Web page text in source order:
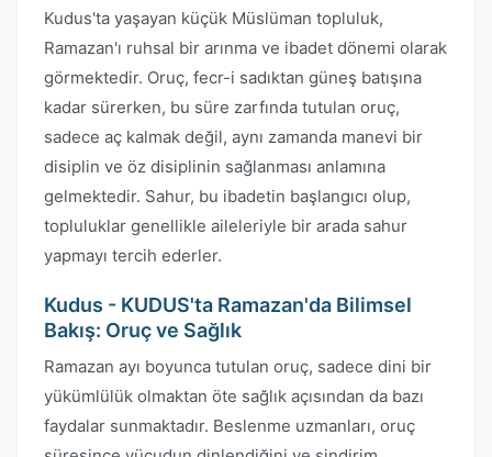
Kudus'ta yaşayan küçük Müslüman topluluk,
Ramazan'ı ruhsal bir arınma ve ibadet dönemi olarak
görmektedir. Oruç, fecr-i sadıktan güneş batışına
kadar sürerken, bu süre zarfında tutulan oruç,
sadece aç kalmak değil, aynı zamanda manevi bir
disiplin ve öz disiplinin sağlanması anlamına
gelmektedir. Sahur, bu ibadetin başlangıcı olup,
topluluklar genellikle aileleriyle bir arada sahur
yapmayı tercih ederler.
Kudus - KUDUS'ta Ramazan'da Bilimsel
Bakış: Oruç ve Sağlık
Ramazan ayı boyunca tutulan oruç, sadece dini bir
yükümlülük olmaktan öte sağlık açısından da bazı
faydalar sunmaktadır. Beslenme uzmanları, oruç